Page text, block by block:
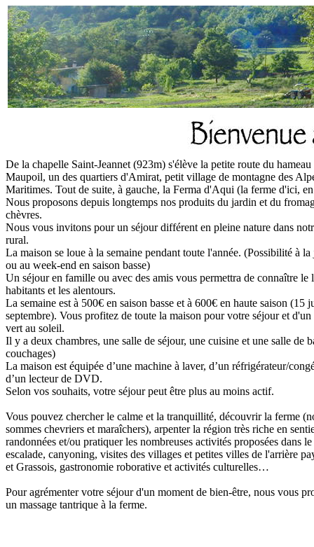
De la chapelle Saint-Jeannet (923m) s'élève la petite route du hameau
Maupoil, un des quartiers d'Amirat, petit village de montagne des
Maritimes. Tout de suite, à gauche, la Ferma d'Aqui (la ferme d'ici,
Nous proposons depuis longtemps nos produits du jardin et du
chèvres.
Nous vous invitons pour un séjour différent en pleine nature dans
rural.
La maison se loue à la semaine pendant toute l'année. (Possibilité à la
ou au week-end en saison basse)
Un séjour en famille ou avec des amis vous permettra de connaître le
habitants et les alentours.
La semaine est à 500€ en saison basse et à 600€ en haute saison (15
septembre). Vous profitez de toute la maison pour votre séjour et d'un
vert au soleil.
Il y a deux chambres, une salle de séjour, une cuisine et une salle de
couchages)
La maison est équipée d’une machine à laver, d’un réfrigérateur/
d’un lecteur de DVD.
Selon vos souhaits, votre séjour peut être plus au moins actif.
Vous pouvez chercher le calme et la tranquillité, découvrir la ferme
sommes chevriers et maraîchers), arpenter la région très riche en
randonnées et/ou pratiquer les nombreuses activités proposées dans
escalade, canyoning, visites des villages et petites villes de l'arrière
et Grassois, gastronomie roborative et activités culturelles…
Pour agrémenter votre séjour d'un moment de bien-être, nous vous
un massage tantrique à la ferme.